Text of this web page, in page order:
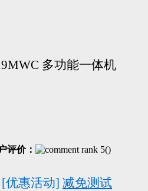
多功能一体机
评价： ()
[优惠活动] 减免测试